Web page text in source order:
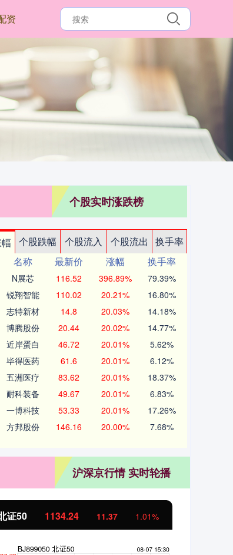
资
个股实时涨跌榜
个股跌幅 个股流入 个股流出
换手率
名称 最新价 涨幅
换手率
N展芯 116.52 396.89% 79.39%
锐翔智能 110.02 20.21% 16.80%
志特新材 14.8 20.03% 14.18%
博腾股份 20.44 20.02% 14.77%
近岸蛋白 46.72 20.01% 5.62%
毕得医药 61.6 20.01% 6.12%
五洲医疗 83.62 20.01% 18.37%
耐科装备 49.67 20.01% 6.83%
一博科技 53.33 20.01% 17.26%
方邦股份 146.16 20.00% 7.68%
沪深京行情 实时轮播
业板指 3563.12 47.56 1.35%